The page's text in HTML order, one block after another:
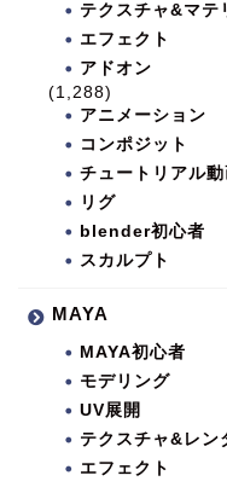
テクスチャ&マテ
エフェクト
アドオン
(1,288)
アニメーション
コンポジット
チュートリアル動
リグ
blender初心者
スカルプト
MAYA
MAYA初心者
モデリング
UV展開
テクスチャ&レン
エフェクト